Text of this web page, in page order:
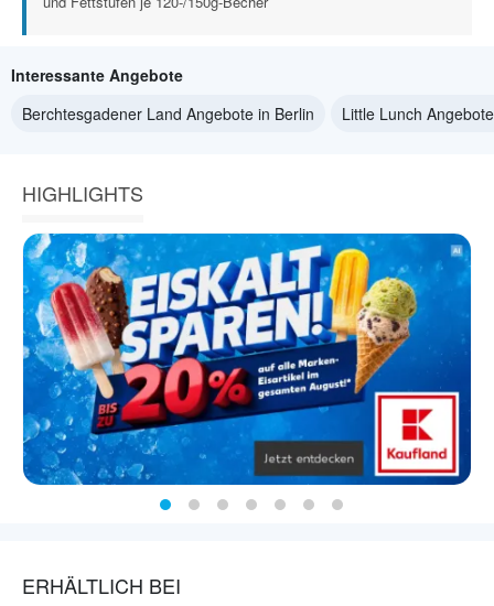
Interessante Angebote
Berchtesgadener Land Angebote in Berlin
Little Lunch
HIGHLIGHTS
ERHÄLTLICH BEI